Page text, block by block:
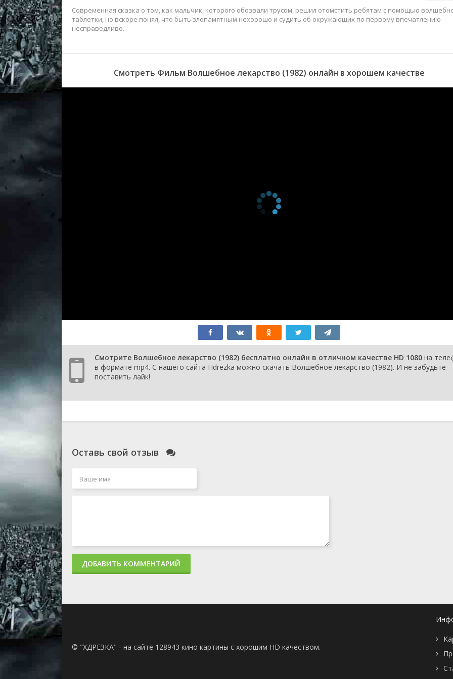
Современная сказка о том, как мальчик, которого обозвали трусом, решил отомстить ребятам с помощью
таблетки, но вскоре понял, что быть злопамятным нехорошо и судить об окружающих по первому впечатлению
несправедливо.
Смотреть Фильм Волшебное лекарство (1982) онлайн в хорошем качестве
Смотрите Волшебное лекарство (1982) бесплатно онлайн в отличном качестве HD 1080 на
в формате mp4. С нашего сайта Hdrezka можно скачать Волшебное лекарство (1982). И не забудьте
поставить лайк!
Оставь свой отзыв
ДОБАВИТЬ КОММЕНТАРИЙ
© "ХДРЕЗКА" - на сайте 128943 кино картины с хорошим HD качеством.